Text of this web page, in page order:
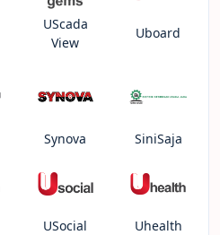
UScada
View
Uboard
Synova SiniSaja
USocial Uhealth